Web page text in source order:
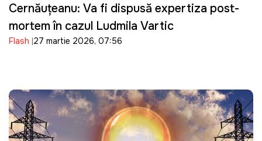
Cernăuțeanu: Va fi dispusă expertiza post-
mortem în cazul Ludmila Vartic
Flash 27 martie 2026, 07:56